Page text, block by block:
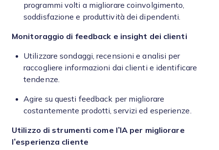
programmi volti a migliorare coinvolgimento,
soddisfazione e produttività dei dipendenti.
Monitoraggio di feedback e insight dei clienti
Utilizzare sondaggi, recensioni e analisi per
raccogliere informazioni dai clienti e identificare
tendenze.
Agire su questi feedback per migliorare
costantemente prodotti, servizi ed esperienze.
Utilizzo di strumenti come l’IA per migliorare
l’esperienza cliente